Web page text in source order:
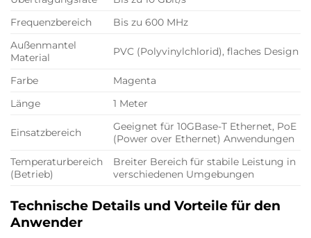
Frequenzbereich
Bis zu 600 MHz
Außenmantel
Material
PVC (Polyvinylchlorid), flaches Design
Farbe
Magenta
Länge
1 Meter
Einsatzbereich
Geeignet für 10GBase-T Ethernet, PoE
(Power over Ethernet) Anwendungen
Temperaturbereich
(Betrieb)
Breiter Bereich für stabile Leistung in
verschiedenen Umgebungen
Technische Details und Vorteile für den
Anwender